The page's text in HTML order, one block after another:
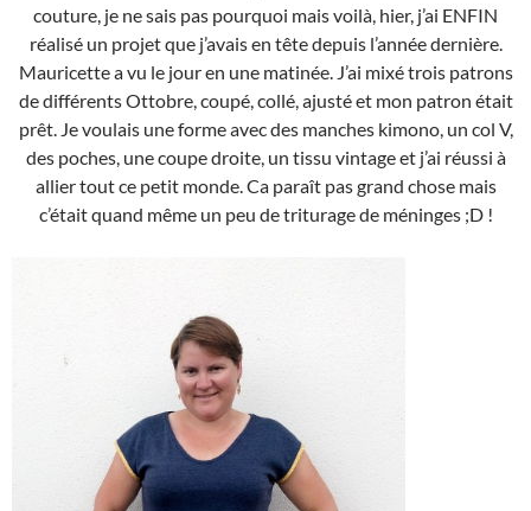
couture, je ne sais pas pourquoi mais voilà, hier, j’ai ENFIN
réalisé un projet que j’avais en tête depuis l’année dernière.
Mauricette a vu le jour en une matinée. J’ai mixé trois patrons
de différents Ottobre, coupé, collé, ajusté et mon patron était
prêt. Je voulais une forme avec des manches kimono, un col V,
des poches, une coupe droite, un tissu vintage et j’ai réussi à
allier tout ce petit monde. Ca paraît pas grand chose mais
c’était quand même un peu de triturage de méninges ;D !